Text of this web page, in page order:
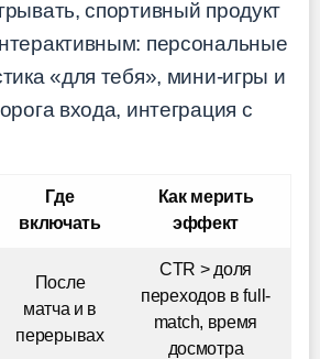
спортивный продукт
персональные
«для тебя», мини-игры и
входа, интеграция с
Где
включать
Как мерить
эффект
После
матча и в
перерывах
CTR > доля
переходов в full-
match, время
досмотра